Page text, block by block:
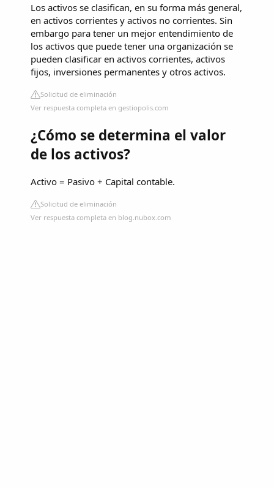
Los activos se clasifican, en su forma más general,
en activos corrientes y activos no corrientes. Sin
embargo para tener un mejor entendimiento de
los activos que puede tener una organización se
pueden clasificar en activos corrientes, activos
fijos, inversiones permanentes y otros activos.
Solicitud de eliminación
Ver respuesta completa en gestiopolis.com
¿Cómo se determina el valor
de los activos?
Activo = Pasivo + Capital contable.
Solicitud de eliminación
Ver respuesta completa en blog.nubox.com